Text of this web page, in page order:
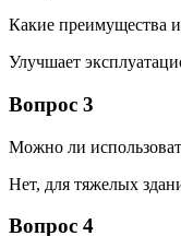
Какие преимущества
Улучшает
Вопрос 3
Можно ли
Нет, для тяжелых
Вопрос 4